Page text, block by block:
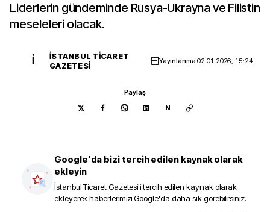
Liderlerin gündeminde Rusya-Ukrayna ve Filistin
meseleleri olacak.
İ
İSTANBUL TICARET
GAZETESI
Yayınlanma02.01.2026, 15:24
Paylaş
N
Google'da bizi tercih edilen kaynak olarak
ekleyin
İstanbul Ticaret Gazetesi'i tercih edilen kaynak olarak
ekleyerek haberlerimizi Google'da daha sık görebilirsiniz.